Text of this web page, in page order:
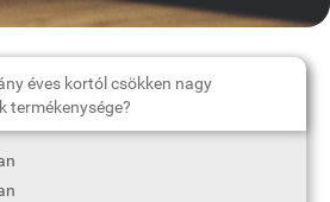
éves kortól csökken nagy
termékenysége?